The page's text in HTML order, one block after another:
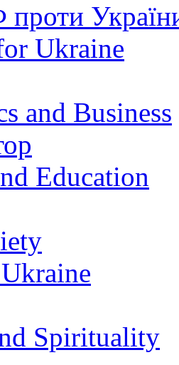
проти
Ukraine
and Business
Education
Spirituality